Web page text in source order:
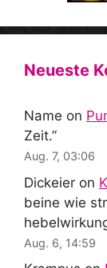
Neueste
Name on
Zeit.”
Aug. 7, 03:06
Dickeier on
beine wie
Aug. 6, 14:59